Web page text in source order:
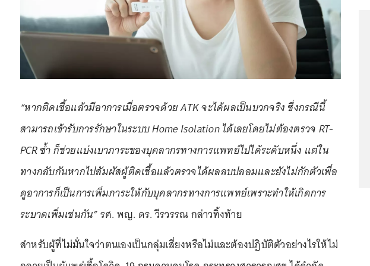
“หากติดเชื้อแล้วมีอาการเมื่อตรวจด้วย ATK จะได้ผลเป็นบวกจริง ซึ่งกรณีนี้
สามารถเข้ารับการรักษาในระบบ Home Isolation ได้เลยโดยไม่ต้องตรวจ RT-
PCR ซ้ำ ก็ช่วยแบ่งเบาภาระของบุคลากรทางการแพทย์ไปได้ระดับหนึ่ง แต่ใน
ทางกลับกันหากไปสัมผัสผู้ติดเชื้อแล้วตรวจได้ผลลบปลอมและยังไม่กักตัวเพื่อ
ดูอาการก็เป็นการเพิ่มภาระให้กับบุคลากรทางการแพทย์เพราะทำให้เกิดการ
ระบาดเพิ่มเช่นกัน”รศ. พญ. ดร. วีรวรรณ กล่าวทิ้งท้าย
สำหรับผู้ที่ไม่มั่นใจว่าตนเองเป็นกลุ่มเสี่ยงหรือไม่และต้องปฏิบัติตัวอย่างไรให้ไม่